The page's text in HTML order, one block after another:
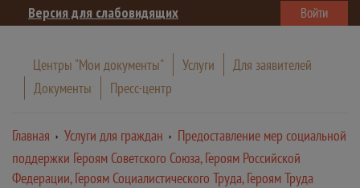
Версия для слабовидящих Войти
Центры "Мои документы" Услуги
Для заявителей
Документы
Пресс-центр
Главная Услуги для граждан
Предоставление мер социальной
поддержки Героям Советского Союза, Героям Российской
Федерации, Героям Социалистического Труда, Героям Труда